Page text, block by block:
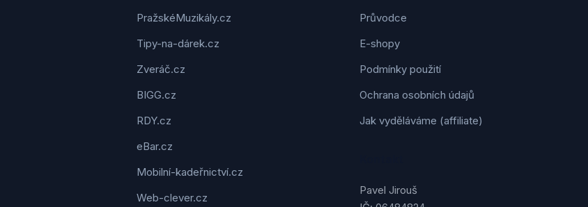
PražskéMuzikály.cz
Tipy-na-dárek.cz
Zveráč.cz
BIGG.cz
RDY.cz
eBar.cz
Mobilní-kadeřnictví.cz
Web-clever.cz
Průvodce
E-shopy
Podmínky použití
Ochrana osobních údajů
Jak vyděláváme (affiliate)
Pavel Jirouš